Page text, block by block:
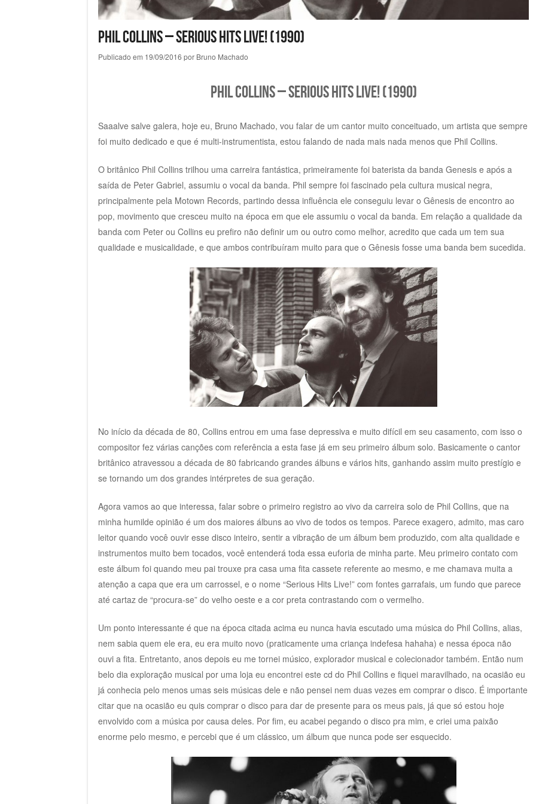
Phil Collins – Serious Hits Live! (1990)
Publicado em 19/09/2016 por Bruno Machado
Phil Collins – Serious Hits Live! (1990)
Saaalve salve galera, hoje eu, Bruno Machado, vou falar de um cantor muito conceituado, um artista que sempre
foi muito dedicado e que é multi-instrumentista, estou falando de nada mais nada menos que Phil Collins.
O britânico Phil Collins trilhou uma carreira fantástica, primeiramente foi baterista da banda Genesis e após a
saída de Peter Gabriel, assumiu o vocal da banda. Phil sempre foi fascinado pela cultura musical negra,
principalmente pela Motown Records, partindo dessa influência ele conseguiu levar o Gênesis de encontro ao
pop, movimento que cresceu muito na época em que ele assumiu o vocal da banda. Em relação a qualidade da
banda com Peter ou Collins eu prefiro não definir um ou outro como melhor, acredito que cada um tem sua
qualidade e musicalidade, e que ambos contribuíram muito para que o Gênesis fosse uma banda bem sucedida.
No início da década de 80, Collins entrou em uma fase depressiva e muito difícil em seu casamento, com isso o
compositor fez várias canções com referência a esta fase já em seu primeiro álbum solo. Basicamente o cantor
britânico atravessou a década de 80 fabricando grandes álbuns e vários hits, ganhando assim muito prestígio e
se tornando um dos grandes intérpretes de sua geração.
Agora vamos ao que interessa, falar sobre o primeiro registro ao vivo da carreira solo de Phil Collins, que na
minha humilde opinião é um dos maiores álbuns ao vivo de todos os tempos. Parece exagero, admito, mas caro
leitor quando você ouvir esse disco inteiro, sentir a vibração de um álbum bem produzido, com alta qualidade e
instrumentos muito bem tocados, você entenderá toda essa euforia de minha parte. Meu primeiro contato com
este álbum foi quando meu pai trouxe pra casa uma fita cassete referente ao mesmo, e me chamava muita a
atenção a capa que era um carrossel, e o nome “Serious Hits Live!” com fontes garrafais, um fundo que parece
até cartaz de “procura-se” do velho oeste e a cor preta contrastando com o vermelho.
Um ponto interessante é que na época citada acima eu nunca havia escutado uma música do Phil Collins, alias,
nem sabia quem ele era, eu era muito novo (praticamente uma criança indefesa hahaha) e nessa época não
ouvi a fita. Entretanto, anos depois eu me tornei músico, explorador musical e colecionador também. Então num
belo dia exploração musical por uma loja eu encontrei este cd do Phil Collins e fiquei maravilhado, na ocasião eu
já conhecia pelo menos umas seis músicas dele e não pensei nem duas vezes em comprar o disco. É importante
citar que na ocasião eu quis comprar o disco para dar de presente para os meus pais, já que só estou hoje
envolvido com a música por causa deles. Por fim, eu acabei pegando o disco pra mim, e criei uma paixão
enorme pelo mesmo, e percebi que é um clássico, um álbum que nunca pode ser esquecido.